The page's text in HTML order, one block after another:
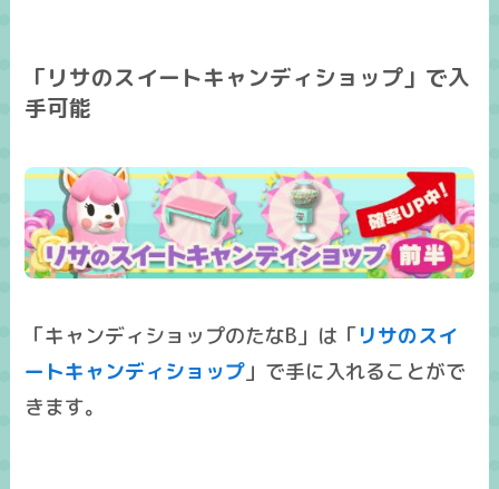
「リサのスイートキャンディショップ」で入
手可能
「キャンディショップのたなB」は「リサのスイ
ートキャンディショップ 」で手に入れることがで
きます。